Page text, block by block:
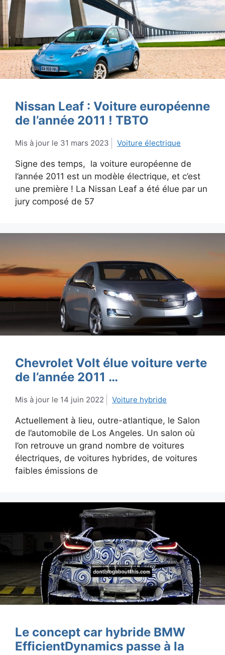
Nissan Leaf : Voiture européenne
de l’année 2011 ! TBTO
31 mars 2023 Voiture électrique
Signe des temps, la voiture européenne de
l’année 2011 est un modèle électrique, et c’est
une première ! La Nissan Leaf a été élue par un
jury composé de 57
Chevrolet Volt élue voiture verte
de l’année 2011 …
14 juin 2022 Voiture hybride
Actuellement à lieu, outre-atlantique, le Salon
de l’automobile de Los Angeles. Un salon où
l’on retrouve un grand nombre de voitures
électriques, de voitures hybrides, de voitures
faibles émissions de
Le concept car hybride BMW
EfficientDynamics passe à la